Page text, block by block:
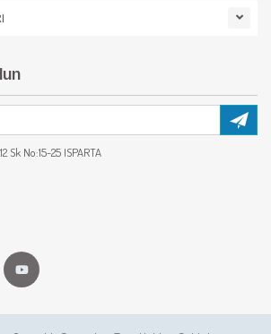
Sk No:15-25 ISPARTA